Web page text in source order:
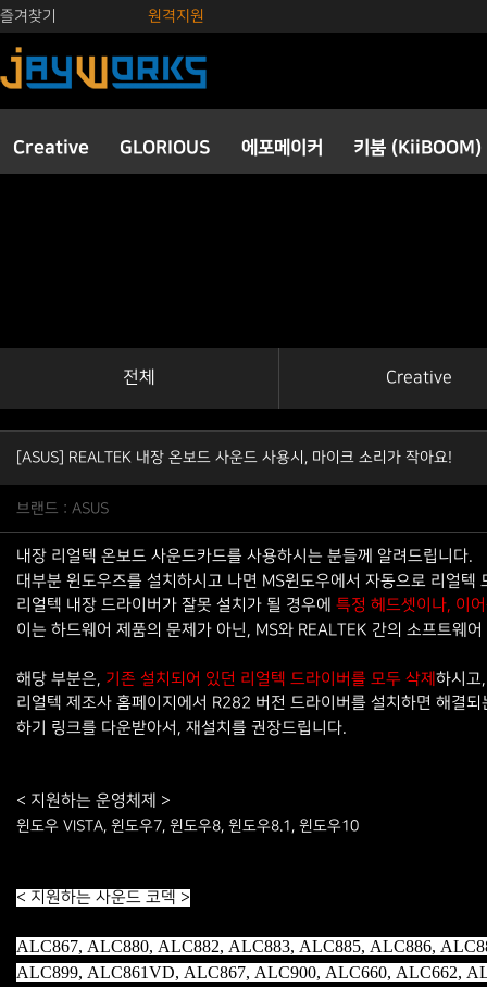
즐겨찾기 원격지원
Creative GLORIOUS 에포메이커 키붐 (KiiBOOM)
전체 Creative
[ASUS] REALTEK 내장 온보드 사운드 사용시, 마이크 소리가 작아요!
브랜드 : ASUS
내장 리얼텍 온보드 사운드카드를 사용하시는 분들께 알려드립니다.
대부분 윈도우즈를 설치하시고 나면 MS윈도우에서 자동으로 리얼텍
리얼텍 내장 드라이버가 잘못 설치가 될 경우에 특정 헤드셋이나, 이
이는 하드웨어 제품의 문제가 아닌, MS와 REALTEK 간의 소프트웨
해당 부분은, 기존 설치되어 있던 리얼텍 드라이버를 모두 삭제 하시고,
리얼텍 제조사 홈페이지에서 R282 버전 드라이버를 설치하면 해결
하기 링크를 다운받아서, 재설치를 권장드립니다.
< 지원하는 운영체제 >
윈도우 VISTA, 윈도우7, 윈도우8, 윈도우8.1, 윈도우10
< 지원하는 사운드 코덱 >
ALC867, ALC880, ALC882, ALC883, ALC885, ALC886,
ALC899, ALC861VD, ALC867, ALC900, ALC660, ALC662,